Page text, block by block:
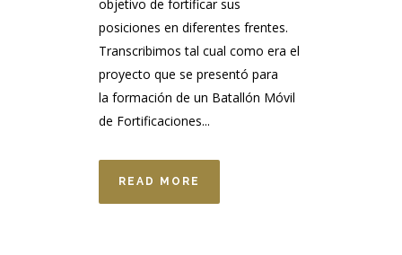
objetivo de fortificar sus
posiciones en diferentes frentes.
Transcribimos tal cual como era el
proyecto que se presentó para
la formación de un Batallón Móvil
de Fortificaciones...
READ MORE